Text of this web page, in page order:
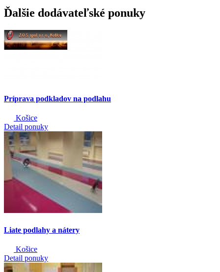
Ďalšie dodávateľské ponuky
Príprava podkladov na podlahu
Košice
Detail ponuky
Liate podlahy a nátery
Košice
Detail ponuky